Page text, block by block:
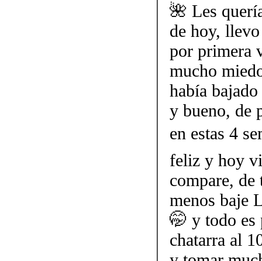
🌺 Les
de hoy,
por primera
mucho
había
y bueno, de
en estas 4
feliz y hoy
compare,
menos baje
🤭 y todo es
chatarra al